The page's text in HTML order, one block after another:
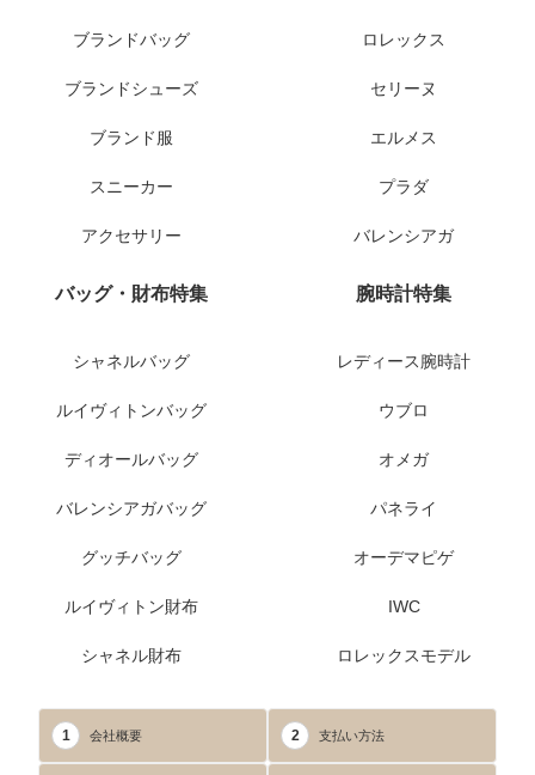
ブランドバッグ
ブランドシューズ
ブランド服
スニーカー
アクセサリー
ロレックス
セリーヌ
エルメス
プラダ
バレンシアガ
バッグ・財布特集
シャネルバッグ
ルイヴィトンバッグ
ディオールバッグ
バレンシアガバッグ
グッチバッグ
ルイヴィトン財布
シャネル財布
腕時計特集
レディース腕時計
ウブロ
オメガ
パネライ
オーデマピゲ
IWC
ロレックスモデル
1 会社概要 2 支払い方法